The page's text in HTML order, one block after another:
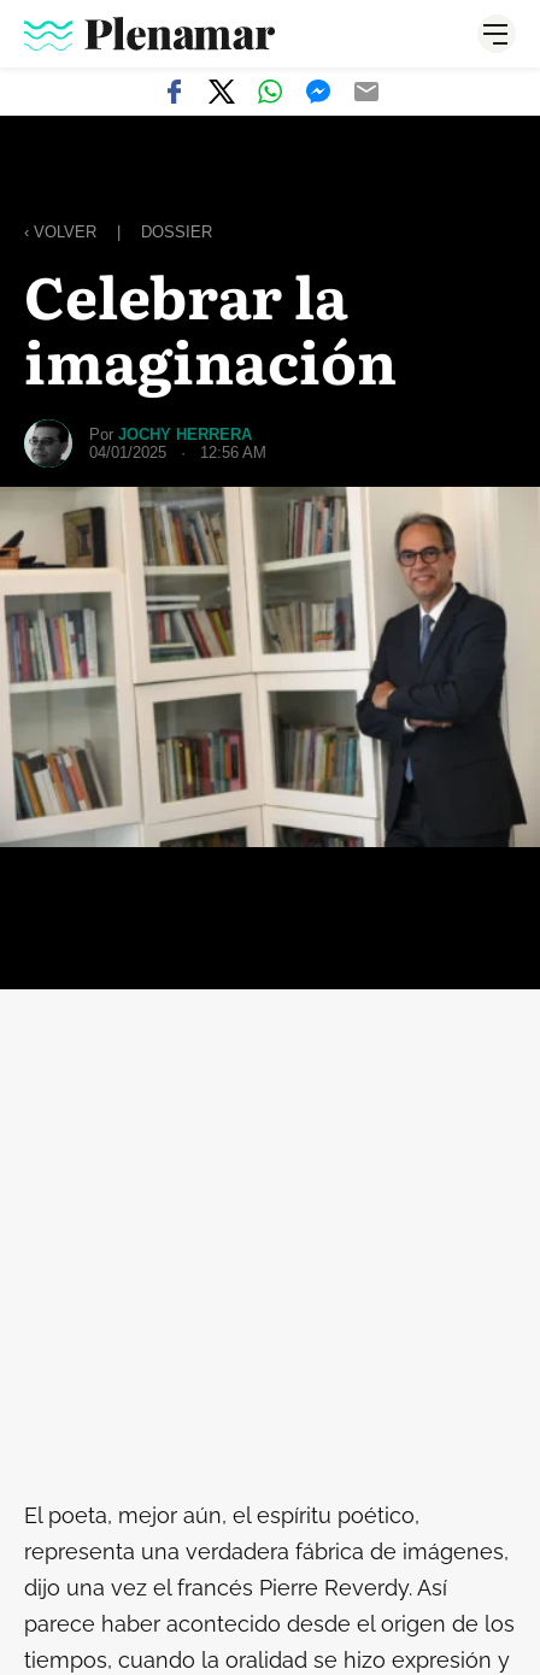
‹ VOLVER DOSSIER
Celebrar la
imaginación
Por JOCHY HERRERA
04/01/2025 · 12:56 AM
El poeta, mejor aún, el espíritu poético,
representa una verdadera fábrica de imágenes,
dijo una vez el francés Pierre Reverdy. Así
parece haber acontecido desde el origen de los
tiempos, cuando la oralidad se hizo expresión y